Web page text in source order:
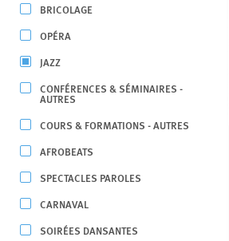
BRICOLAGE
OPÉRA
JAZZ
CONFÉRENCES & SÉMINAIRES -
AUTRES
COURS & FORMATIONS - AUTRES
AFROBEATS
SPECTACLES PAROLES
CARNAVAL
SOIRÉES DANSANTES